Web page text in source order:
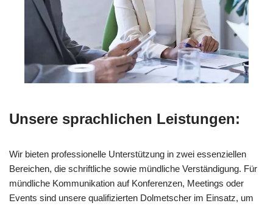
Unsere sprachlichen Leistungen:
Wir bieten professionelle Unterstützung in zwei essenziellen
Bereichen, die schriftliche sowie mündliche Verständigung. Für
mündliche Kommunikation auf Konferenzen, Meetings oder
Events sind unsere qualifizierten Dolmetscher im Einsatz, um